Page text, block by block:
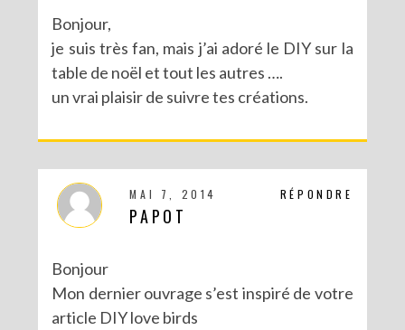
Bonjour,
je suis très fan, mais j’ai adoré le DIY sur la
table de noël et tout les autres ….
un vrai plaisir de suivre tes créations.
RÉPONDRE
MAI 7, 2014
PAPOT
Bonjour
Mon dernier ouvrage s’est inspiré de votre
article DIY love birds